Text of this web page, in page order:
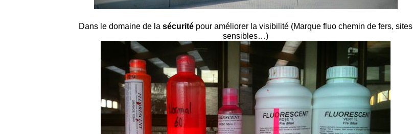
Dans le domaine de lasécurité pour améliorer la visibilité (Marque fluo chemin de fers, sites
sensibles…)